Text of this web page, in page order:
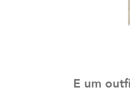
E um